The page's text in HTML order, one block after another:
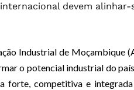
devem
Industrial de Moçambique
o potencial industrial do
forte, competitiva e